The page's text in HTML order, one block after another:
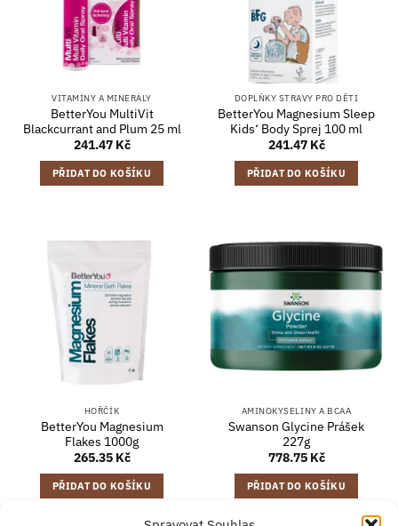
VITAMÍNY A MINERÁLY
BetterYou MultiVit
Blackcurrant and Plum 25 ml
241.47 Kč
PŘIDAT DO KOŠÍKU
DOPLŇKY STRAVY PRO DĚTI
BetterYou Magnesium Sleep
Kids‘ Body Sprej 100 ml
241.47 Kč
PŘIDAT DO KOŠÍKU
HOŘČÍK
BetterYou Magnesium
Flakes 1000g
265.35 Kč
PŘIDAT DO KOŠÍKU
AMINOKYSELINY A BCAA
Swanson Glycine Prášek
227g
778.75 Kč
PŘIDAT DO KOŠÍKU